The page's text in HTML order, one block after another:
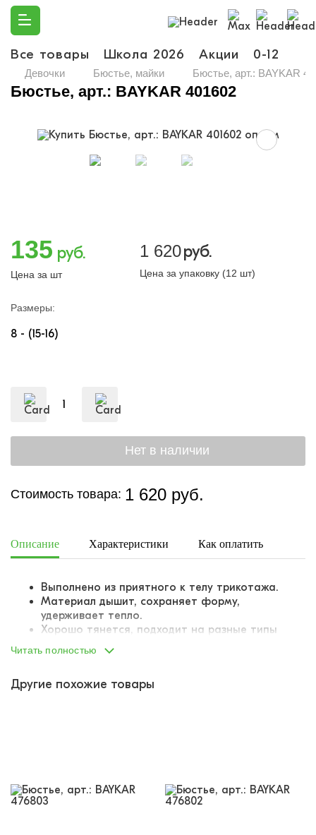
Все товары Школа 2026 Акции 0-12
Девочки Бюстье, майки Бюстье, арт.: BAYKAR
Бюстье, арт.: BAYKAR 401602
135 руб.
Цена за шт
1 620руб.
Цена за упаковку (12 шт)
Размеры:
8 - (15-16)
Стоимость товара: 1 620 руб.
Описание Характеристики Как оплатить
Выполнено из приятного к телу трикотажа.
Материал дышит, сохраняет форму,
удерживает тепло.
Хорошо тянется, подходит на разные типы
Плоские, комфортные швы.
Нижнее белье BAYKAR уже давно зарекомендовало
себя на рынке. Оно изготавливается из
Читать полностью
Другие похожие товары